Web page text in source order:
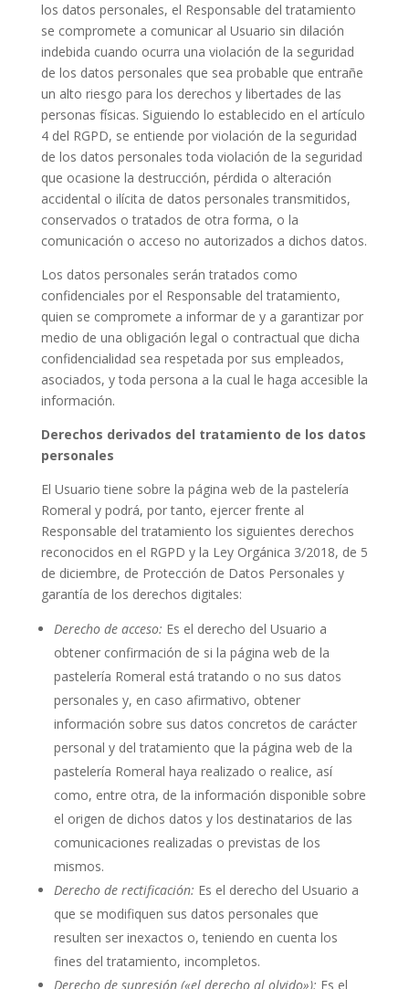
los datos personales, el Responsable del tratamiento
se compromete a comunicar al Usuario sin dilación
indebida cuando ocurra una violación de la seguridad
de los datos personales que sea probable que entrañe
un alto riesgo para los derechos y libertades de las
personas físicas. Siguiendo lo establecido en el artículo
4 del RGPD, se entiende por violación de la seguridad
de los datos personales toda violación de la seguridad
que ocasione la destrucción, pérdida o alteración
accidental o ilícita de datos personales transmitidos,
conservados o tratados de otra forma, o la
comunicación o acceso no autorizados a dichos datos.
Los datos personales serán tratados como
confidenciales por el Responsable del tratamiento,
quien se compromete a informar de y a garantizar por
medio de una obligación legal o contractual que dicha
confidencialidad sea respetada por sus empleados,
asociados, y toda persona a la cual le haga accesible la
información.
Derechos derivados del tratamiento de los datos
personales
El Usuario tiene sobre la página web de la pastelería
Romeral y podrá, por tanto, ejercer frente al
Responsable del tratamiento los siguientes derechos
reconocidos en el RGPD y la Ley Orgánica 3/2018, de 5
de diciembre, de Protección de Datos Personales y
garantía de los derechos digitales:
Derecho de acceso: Es el derecho del Usuario a
obtener confirmación de si la página web de la
pastelería Romeral está tratando o no sus datos
personales y, en caso afirmativo, obtener
información sobre sus datos concretos de carácter
personal y del tratamiento que la página web de la
pastelería Romeral haya realizado o realice, así
como, entre otra, de la información disponible sobre
el origen de dichos datos y los destinatarios de las
comunicaciones realizadas o previstas de los
mismos.
Derecho de rectificación: Es el derecho del Usuario a
que se modifiquen sus datos personales que
resulten ser inexactos o, teniendo en cuenta los
fines del tratamiento, incompletos.
Derecho de supresión («el derecho al olvido»): Es el